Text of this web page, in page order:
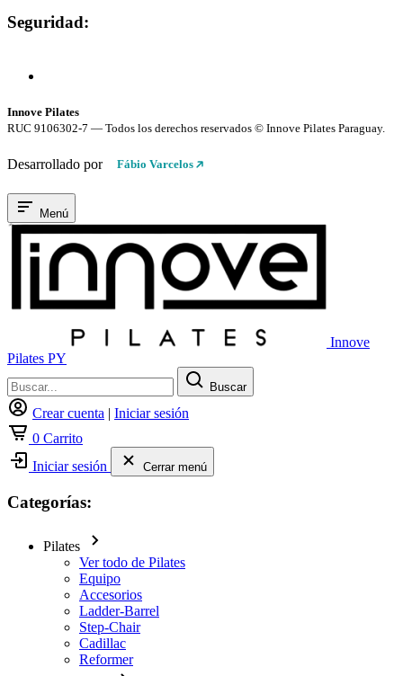
Seguridad:
Innove Pilates
RUC 9106302-7 — Todos los derechos reservados © Innove Pilates Paraguay.
Desarrollado por Fábio Varcelos
Menú
Innove
Pilates PY
Buscar
Crear cuenta | Iniciar sesión
0 Carrito
Iniciar sesión
Cerrar menú
Categorías:
Pilates
Ver todo de Pilates
Equipo
Accesorios
Ladder-Barrel
Step-Chair
Cadillac
Reformer